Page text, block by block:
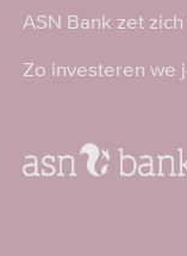
ASN Bank zet
Zo investeren we